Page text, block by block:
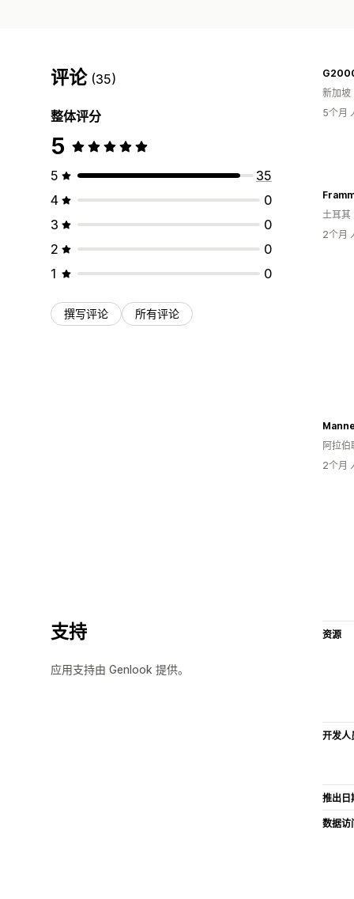
评论 (35)
整体评分
5
5
35
4
0
3
0
2
0
1
0
撰写评论 所有评论
新加坡
5个月
土耳其
2个月
阿拉伯
2个月
支持
应用支持由 Genlook 提供。
资源
开发人
推出日
数据访